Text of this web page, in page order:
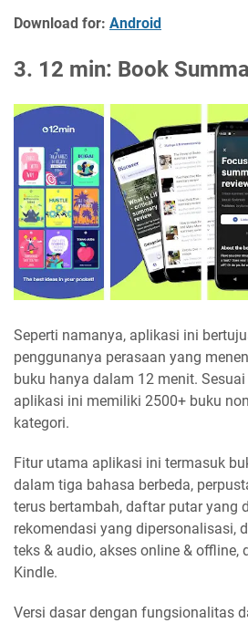
Download for: Android
3. 12 min: Book
Seperti namanya, aplikasi ini
penggunanya perasaan yang
buku hanya dalam 12 menit.
aplikasi ini memiliki 2500+ buku
kategori.
Fitur utama aplikasi ini termasuk
dalam tiga bahasa berbeda,
terus bertambah, daftar putar yang
rekomendasi yang dipersonalisasi,
teks & audio, akses online & offline,
Kindle.
Versi dasar dengan fungsionalitas